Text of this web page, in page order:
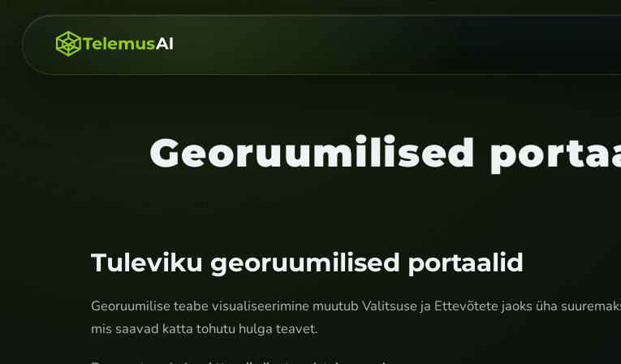
Georuumilised
Tuleviku georuumilised portaalid
Georuumilise teabe visualiseerimine muutub Valitsuse ja Ettevõtete jaoks üha
mis saavad katta tohutu hulga teavet.